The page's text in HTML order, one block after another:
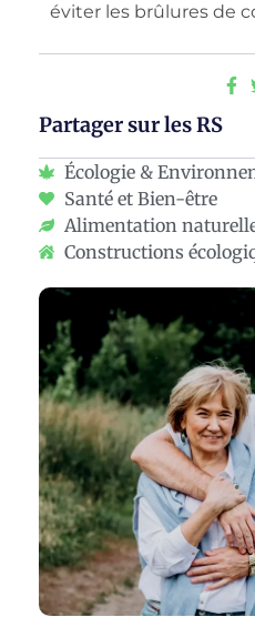
éviter les brûlures de
Partager sur les RS
Écologie &
Santé et Bien-être
Alimentation
Constructions